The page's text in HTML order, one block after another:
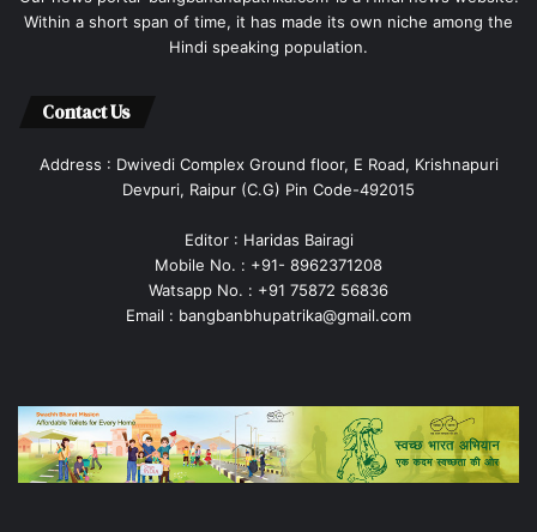
Within a short span of time, it has made its own niche among the
Hindi speaking population.
Contact Us
Address : Dwivedi Complex Ground floor, E Road, Krishnapuri
Devpuri, Raipur (C.G) Pin Code-492015
Editor : Haridas Bairagi
Mobile No. : +91- 8962371208
Watsapp No. : +91 75872 56836
Email : bangbanbhupatrika@gmail.com